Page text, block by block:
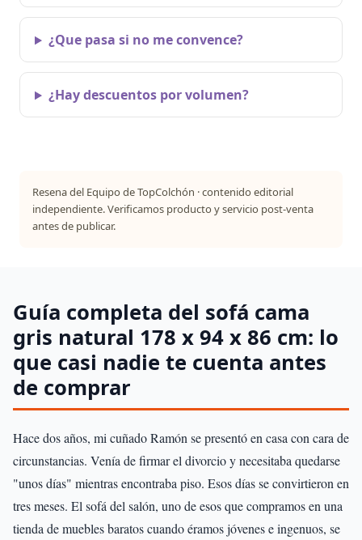
¿Que pasa si no me convence?
¿Hay descuentos por volumen?
Resena del Equipo de TopColchón · contenido editorial
independiente. Verificamos producto y servicio post-venta
antes de publicar.
Guía completa del sofá cama
gris natural 178 x 94 x 86 cm: lo
que casi nadie te cuenta antes
de comprar
Hace dos años, mi cuñado Ramón se presentó en casa con cara de
circunstancias. Venía de firmar el divorcio y necesitaba quedarse
"unos días" mientras encontraba piso. Esos días se convirtieron en
tres meses. El sofá del salón, uno de esos que compramos en una
tienda de muebles baratos cuando éramos jóvenes e ingenuos, se